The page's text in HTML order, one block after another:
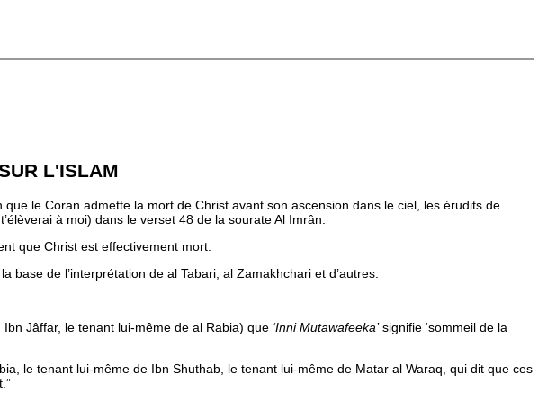
L'ISLAM
le Coran admette la mort de Christ avant son ascension dans le ciel, les érudits de
à moi) dans le verset 48 de la sourate Al Imrân.
que Christ est effectivement mort.
de l’interprétation de al Tabari, al Zamakhchari et d’autres.
Jâffar, le tenant lui-même de al Rabia) que ‘Inni Mutawafeeka’signifie ‘sommeil de la
le tenant lui-même de Ibn Shuthab, le tenant lui-même de Matar al Waraq, qui dit que ces